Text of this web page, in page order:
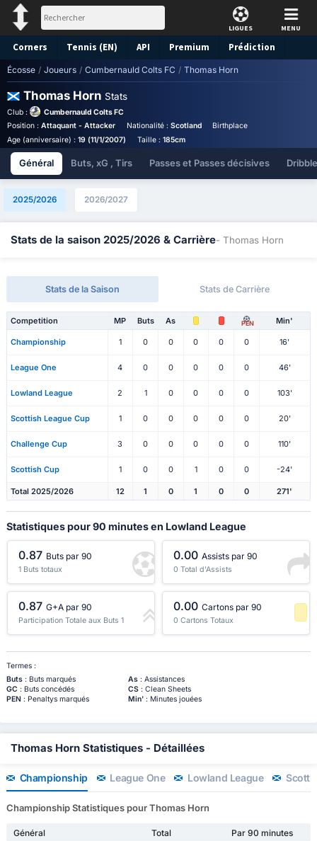
LIGUES MENU
Corners Tennis (EN) API Premium Prédiction
Écosse / Joueurs / Cumbernauld Colts FC / Thomas Horn
Thomas Horn Stats
Club :
Cumbernauld Colts FC
Position : Attaquant - Attacker Nationalité : Scotland Birthplace :
Age (anniversaire) : 19 (11/1/2007) Taille : 185cm
Général Buts, xG , Tirs Passes et Passes décisives
2025/2026 2026/2027
Stats de la saison 2025/2026 & Carrière- Thomas Horn
Stats de la Saison Stats de Carrière
Competition MP Buts As PEN Min'
Championship 1 0 0 0 0 0 16'
League One 4 0 0 0 0 0 46'
Lowland League 2 1 0 0 0 0 103'
Scottish League Cup 1 0 0 0 0 0 20'
Challenge Cup 3 0 0 0 0 0 110'
Scottish Cup 1 0 0 1 0 0 -24'
Total 2025/2026 12 1 0 1 0 0 271'
Statistiques pour 90 minutes en Lowland League
0.87 Buts par 90
1 Buts totaux
0.00 Assists par 90
0 Total d'Assists
0.87 G+A par 90
Participation Totale aux Buts 1
0.00 Cartons par 90
0 Cartons Totaux
Termes :
Buts: Buts marqués As: Assistances
GC : Buts concédés CS: Clean Sheets
PEN : Penaltys marqués Min': Minutes jouées
Thomas Horn Statistiques - Détaillées
Championship League One Lowland League
Championship Statistiques pour Thomas Horn
Général Total
Par 90 minutes